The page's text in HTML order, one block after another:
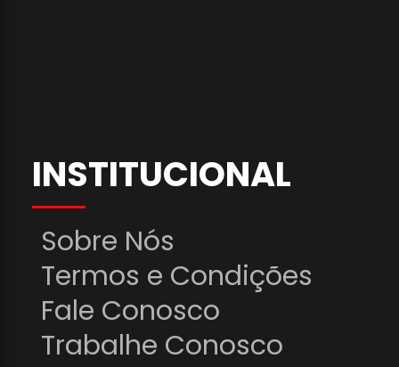
INSTITUCIONAL
Sobre Nós
Termos e Condições
Fale Conosco
Trabalhe Conosco